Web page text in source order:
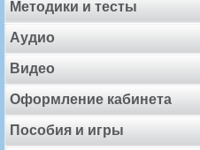
Методики и тесты
Аудио
Видео
Оформление кабинета
Пособия и игры